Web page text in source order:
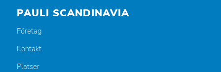
PAULI SCANDINAVIA
Företag
Kontakt
Platser